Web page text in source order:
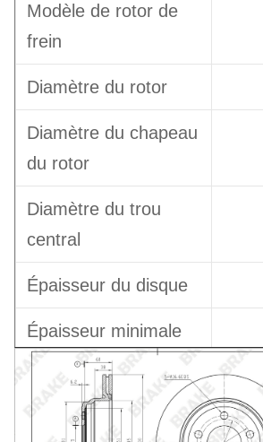
Modèle de rotor de
frein
Diamètre du rotor
Diamètre du chapeau
du rotor
Diamètre du trou
central
Épaisseur du disque
Épaisseur minimale
du disque
Hauteur totale